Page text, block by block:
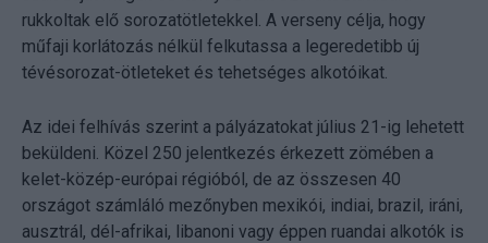
rukkoltak elő sorozatötletekkel. A verseny célja, hogy
műfaji korlátozás nélkül felkutassa a legeredetibb új
tévésorozat-ötleteket és tehetséges alkotóikat.
Az idei felhívás szerint a pályázatokat július 21-ig lehetett
beküldeni. Közel 250 jelentkezés érkezett zömében a
kelet-közép-európai régióból, de az összesen 40
országot számláló mezőnyben mexikói, indiai, brazil, iráni,
ausztrál, dél-afrikai, libanoni vagy éppen ruandai alkotók is